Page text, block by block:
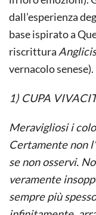
dall’esperienza
base ispirato a
riscrittura
vernacolo senese).
1) CUPA
Meravigliosi i
Certamente non
se non osservi.
veramente
sempre più